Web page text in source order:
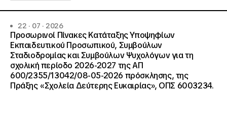
22 · 07 · 2026
Προσωρινοί Πίνακες Κατάταξης Υποψηφίων
Εκπαιδευτικού Προσωπικού, Συμβούλων
Σταδιοδρομίας και Συμβούλων Ψυχολόγων για τη
σχολική περίοδο 2026-2027 της ΑΠ
600/2355/13042/08-05-2026 πρόσκλησης, της
Πράξης «Σχολεία Δεύτερης Ευκαιρίας», ΟΠΣ 6003234.